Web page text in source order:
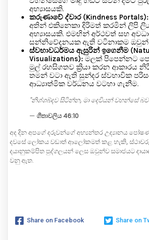
අභ්‍යාසයකි.
කරුණාවේ ද්වාර (Kindness Portals):
අතින් එකිනෙකා දිරිමත් කරමින් ලිපි
අභ්‍යාසයකි. එමඟින් අර්ථවත් සහ
සන්නිවේදනයක ඇති වටිනාකම
ස්වභාවධර්මය ඇසුරින් ඉගෙනීම
Visualizations): මලක් පිපෙන්නට
මුල් රහසිගතව ක්‍රියා කරන ආකාරය
තමන් වටා ඇති සුන්දර ස්වභාවික
ආධ්‍යාත්මික වර්ධනය වටහා ගැනීම.
"නිශ්ශබ්දව සිටින්න, මා දෙවියන් වහන්සේ
— ගීතාවලිය 46:10
අද දින අපගේ දරුවන්ගේ අභ්‍යන්තර උද්‍යානය
දවසේ ලෝකය වඩාත් ආලෝකමත් කළ හැකි,
දයානුකම්පිත පුද්ගලයන් ලෙස ඔවුන්ව සමාජයට
වනු ඇත.
Share on Facebook Share on